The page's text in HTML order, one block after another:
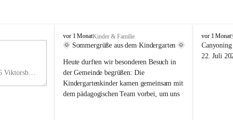
VHauptstraße 36, 6836 Viktorsberg, AUT
V
i
t
o
r
s
vor 1 MonatKinder & Familie
🌞 Sommergrüße aus dem Kindergarten 🌞
Heute durften wir besonderen Besuch in
der Gemeinde begrüßen: Die
Kindergartenkinder kamen gemeinsam mit
dem pädagogischen Team vorbei, um uns
V
i
k
vor 1 Monat
22. Juli